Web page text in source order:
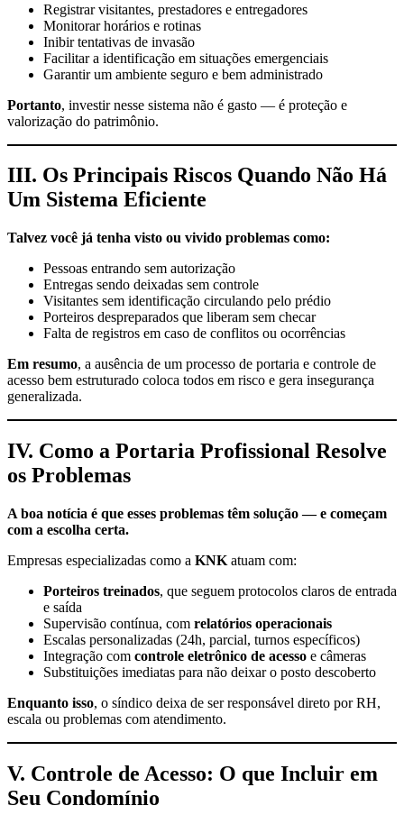
Registrar visitantes, prestadores e entregadores
Monitorar horários e rotinas
Inibir tentativas de invasão
Facilitar a identificação em situações emergenciais
Garantir um ambiente seguro e bem administrado
Portanto, investir nesse sistema não é gasto — é proteção e
valorização do patrimônio.
III. Os Principais Riscos Quando Não Há
Um Sistema Eficiente
Talvez você já tenha visto ou vivido problemas como:
Pessoas entrando sem autorização
Entregas sendo deixadas sem controle
Visitantes sem identificação circulando pelo prédio
Porteiros despreparados que liberam sem checar
Falta de registros em caso de conflitos ou ocorrências
Em resumo, a ausência de um processo de portaria e controle de
acesso bem estruturado coloca todos em risco e gera insegurança
generalizada.
IV. Como a Portaria Profissional Resolve
os Problemas
A boa notícia é que esses problemas têm solução — e começam
com a escolha certa.
Empresas especializadas como a KNK atuam com:
Porteiros treinados, que seguem protocolos claros de entrada
e saída
Supervisão contínua, com relatórios operacionais
Escalas personalizadas (24h, parcial, turnos específicos)
Integração com controle eletrônico de acesso e câmeras
Substituições imediatas para não deixar o posto descoberto
Enquanto isso, o síndico deixa de ser responsável direto por RH,
escala ou problemas com atendimento.
V. Controle de Acesso: O que Incluir em
Seu Condomínio